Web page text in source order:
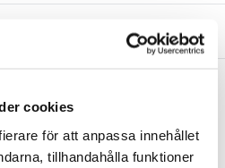
cookies
för att anpassa innehållet
tillhandahålla funktioner